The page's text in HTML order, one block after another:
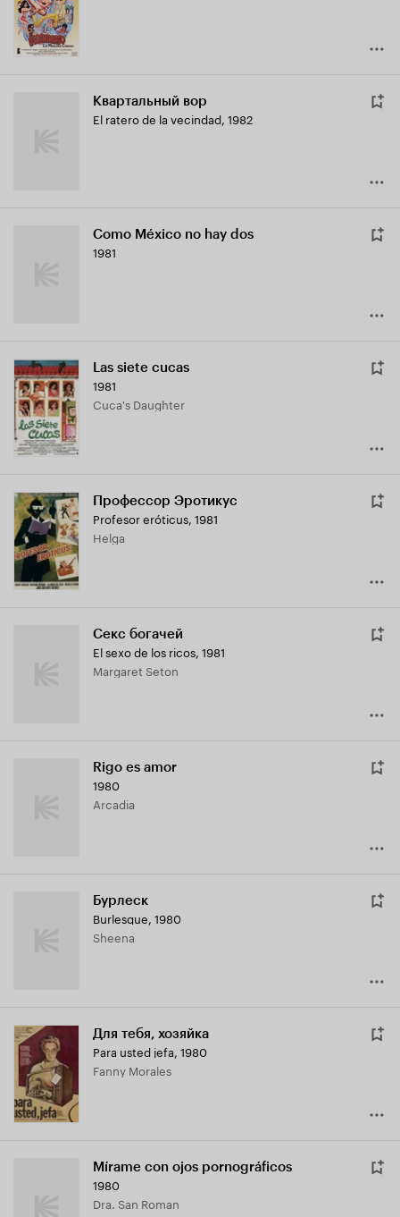
Квартальный вор
El ratero de la vecindad, 1982
Como México no hay dos
1981
Las siete cucas
1981
Cuca's Daughter
Профессор Эротикус
Profesor eróticus, 1981
Helga
Секс богачей
El sexo de los ricos, 1981
Margaret Seton
Rigo es amor
1980
Arcadia
Бурлеск
Burlesque, 1980
Sheena
Для тебя, хозяйка
Para usted jefa, 1980
Fanny Morales
Mírame con ojos pornográficos
1980
Dra. San Roman